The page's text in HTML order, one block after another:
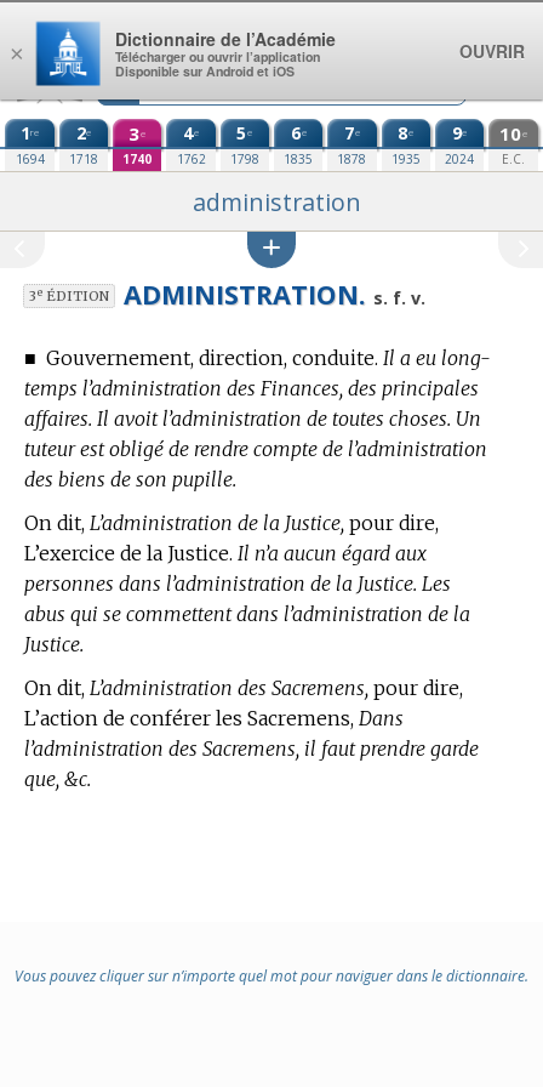
Aller au contenu
1re
1694
2e
1718
3e
1740
4e
1762
5e
1798
6e
1835
7e
1878
8e
1935
9e
2024
10e
E.C.
administration
3eÉDITION ADMINISTRATION. s. f. v.
■ Gouvernement, direction, conduite. Il a eu long-
temps l’administration des Finances, des principales
affaires. Il avoit l’administration de toutes choses. Un
tuteur est obligé de rendre compte de l’administration
des biens de son pupille.
On dit, L’administration de la Justice, pour dire,
L’exercice de la Justice. Il n’a aucun égard aux
personnes dans l’administration de la Justice. Les
abus qui se commettent dans l’administration de la
Justice.
On dit, L’administration des Sacremens, pour dire,
L’action de conférer les Sacremens, Dans
l’administration des Sacremens, il faut prendre garde
que, &c.
Vous pouvez cliquer sur n’importe quel mot pour naviguer dans le dictionnaire.
×
Dictionnaire de l’Académie
Télécharger ou ouvrir l’application
Disponible sur Android et iOS
OUVRIR